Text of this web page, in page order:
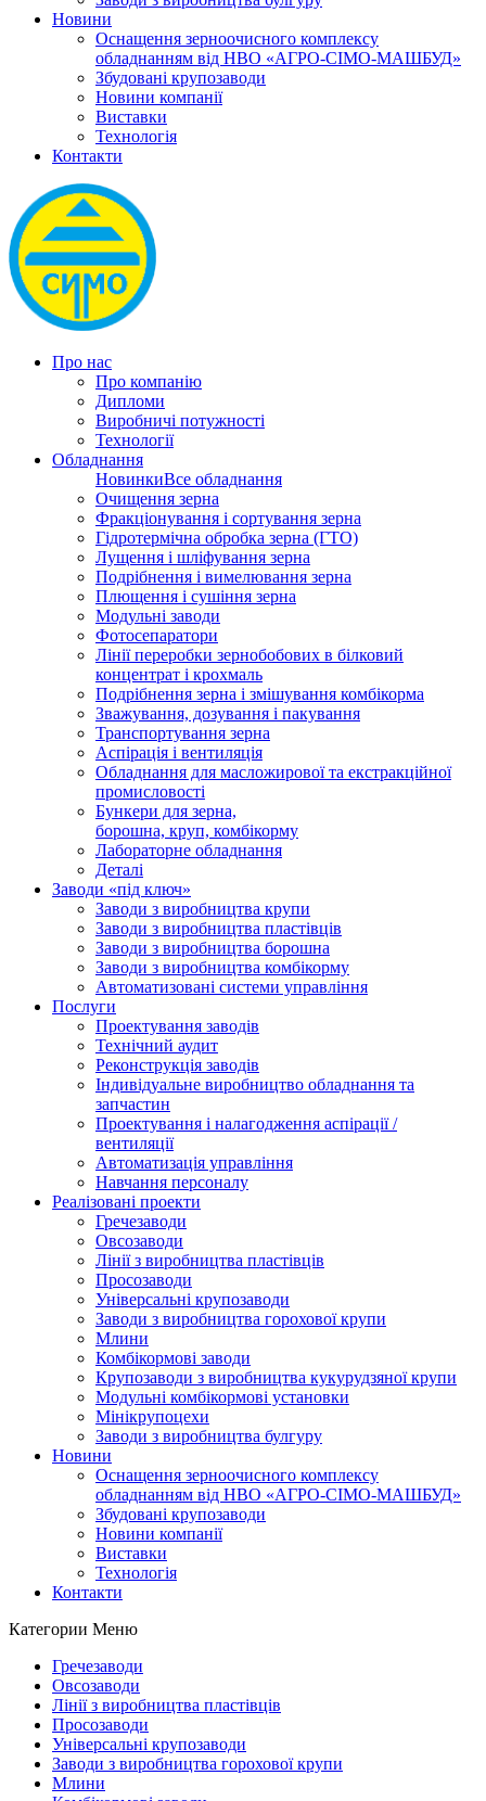
Новини
Оснащення зерноочисного комплексу
обладнанням від НВО «АГРО-СІМО-МАШБУД»
Збудовані крупозаводи
Новини компанії
Виставки
Технологія
Контакти
Про нас
Про компанію
Дипломи
Виробничі потужності
Технології
Обладнання
НовинкиВсе обладнання
Очищення зерна
Фракціонування і сортування зерна
Гідротермічна обробка зерна (ГТО)
Лущення і шліфування зерна
Подрібнення і вимелювання зерна
Плющення і сушіння зерна
Модульні заводи
Фотосепаратори
Лінії переробки зернобобових в білковий
концентрат і крохмаль
Подрібнення зерна і змішування комбікорма
Зважування, дозування і пакування
Транспортування зерна
Аспірація і вентиляція
Обладнання для масложирової та екстракційної
промисловості
Бункери для зерна,
борошна, круп, комбікорму
Лабораторне обладнання
Деталі
Заводи «під ключ»
Заводи з виробництва крупи
Заводи з виробництва пластівців
Заводи з виробництва борошна
Заводи з виробництва комбікорму
Автоматизовані системи управління
Послуги
Проектування заводів
Технічний аудит
Реконструкція заводів
Індивідуальне виробництво обладнання та
запчастин
Проектування і налагодження аспірації /
вентиляції
Автоматизація управління
Навчання персоналу
Реалізовані проекти
Гречезаводи
Овсозаводи
Лінії з виробництва пластівців
Просозаводи
Універсальні крупозаводи
Заводи з виробництва горохової крупи
Млини
Комбікормові заводи
Крупозаводи з виробництва кукурудзяної крупи
Модульні комбікормові установки
Мінікрупоцехи
Заводи з виробництва булгуру
Новини
Оснащення зерноочисного комплексу
обладнанням від НВО «АГРО-СІМО-МАШБУД»
Збудовані крупозаводи
Новини компанії
Виставки
Технологія
Контакти
Категории Меню
Гречезаводи
Овсозаводи
Лінії з виробництва пластівців
Просозаводи
Універсальні крупозаводи
Заводи з виробництва горохової крупи
Млини